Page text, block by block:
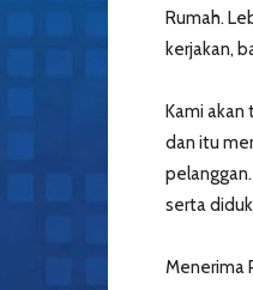
Rumah.
kerjakan,
Kami akan
dan itu
serta
Menerima